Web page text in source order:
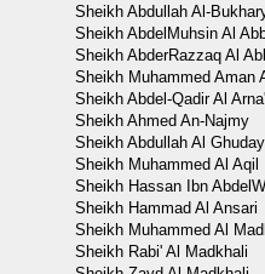
Sheikh Abdullah Al-
Sheikh AbdelMuhsin Al
Sheikh AbderRazzaq Al
Sheikh Muhammed Aman
Sheikh Abdel-Qadir Al
Sheikh Ahmed An-Najmy
Sheikh Abdullah Al
Sheikh Muhammed Al Aqil
Sheikh Hassan Ibn
Sheikh Hammad Al Ansari
Sheikh Muhammed Al
Sheikh Rabi' Al Madkhali